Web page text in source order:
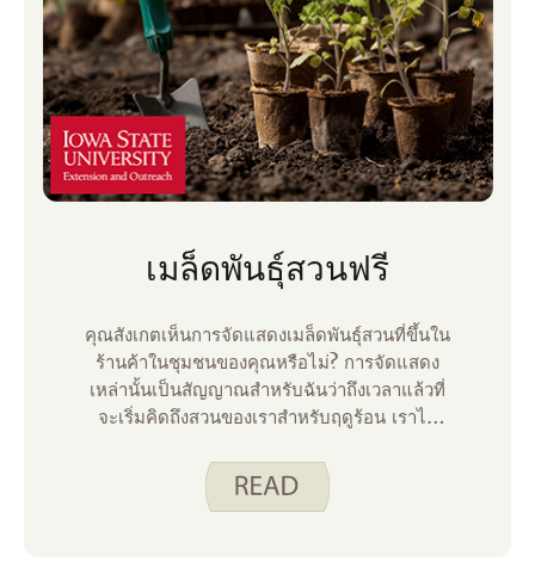
เมล็ดพันธุ์สวนฟรี
คุณสังเกตเห็นการจัดแสดงเมล็ดพันธุ์สวนที่ขึ้นใน
ร้านค้าในชุมชนของคุณหรือไม่? การจัดแสดง
เหล่านั้นเป็นสัญญาณสําหรับฉันว่าถึงเวลาแล้วที่
จะเริ่มคิดถึงสวนของเราสําหรับฤดูร้อน เราไม่
พฤษภาคมเพื่อหลีกเลี่ยงการแช่แข็ง แต่มันเป็น
เรื่องสนุกที่จะเริ่มวางแผนสิ่งที่เราต้องการปลูก